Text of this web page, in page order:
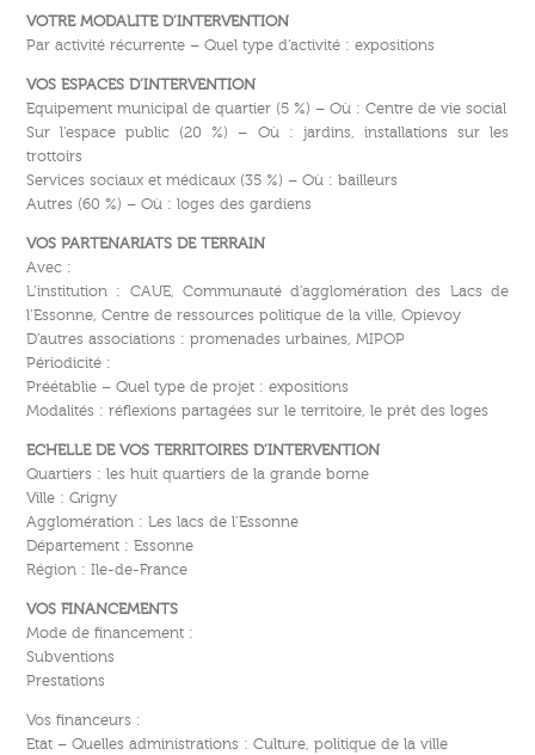
VOTRE MODALITE D’INTERVENTION
Par activité récurrente – Quel type d’activité : expositions
VOS ESPACES D’INTERVENTION
Equipement municipal de quartier (5 %) – Où : Centre de vie social
Sur l’espace public (20 %) – Où : jardins, installations sur les
trottoirs
Services sociaux et médicaux (35 %) – Où : bailleurs
Autres (60 %) – Où : loges des gardiens
VOS PARTENARIATS DE TERRAIN
Avec :
L’institution : CAUE, Communauté d’agglomération des Lacs de
l’Essonne, Centre de ressources politique de la ville, Opievoy
D’autres associations : promenades urbaines, MIPOP
Périodicité :
Préétablie – Quel type de projet : expositions
Modalités : réflexions partagées sur le territoire, le prêt des loges
ECHELLE DE VOS TERRITOIRES D’INTERVENTION
Quartiers : les huit quartiers de la grande borne
Ville : Grigny
Agglomération : Les lacs de l’Essonne
Département : Essonne
Région : Ile-de-France
VOS FINANCEMENTS
Mode de financement :
Subventions
Prestations
Vos financeurs :
Etat – Quelles administrations : Culture, politique de la ville